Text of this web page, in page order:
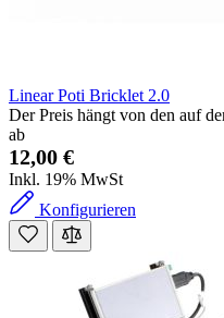
Linear Poti Bricklet 2.0
Der Preis hängt von den auf
ab
12,00 €
Inkl. 19% MwSt
Konfigurieren